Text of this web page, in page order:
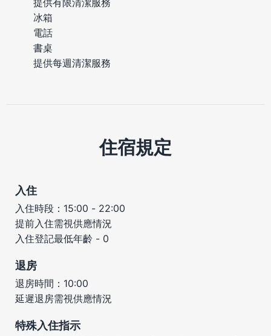
冰箱
電話
書桌
提供每週清潔服務
住宿規定
入住
入住時段：15:00 - 22:00
提前入住需視供應情況
入住登記最低年齡 - 0
退房
退房時間：10:00
延遲退房需視供應情況
特殊入住指示